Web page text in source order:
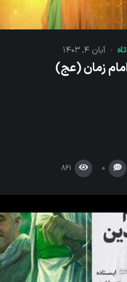
آبان ۴, ۱۴۰۳
امام زمان (عج)
0
861